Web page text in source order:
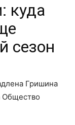
куда
сезон
Гришина
Общество